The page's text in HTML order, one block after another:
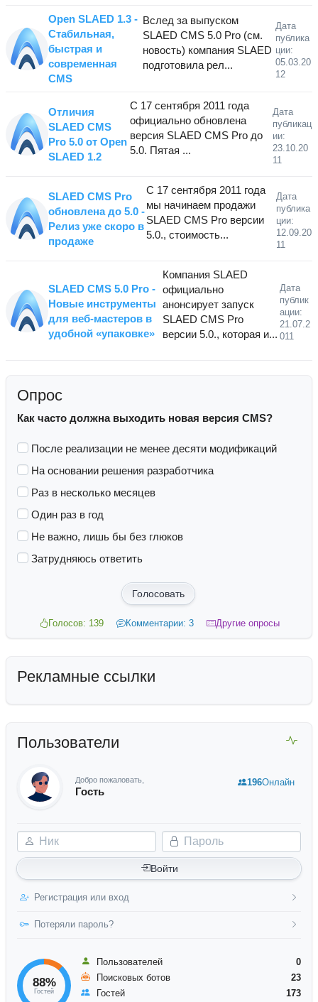
Open SLAED 1.3 -
Стабильная,
быстрая и
современная
CMS
Вслед за выпуском
SLAED CMS 5.0 Pro (см.
новость) компания SLAED
подготовила рел...
Дата
публика
ции:
05.03.20
12
Отличия
SLAED CMS
Pro 5.0 от Open
SLAED 1.2
С 17 сентября 2011 года
официально обновлена
версия SLAED CMS Pro до
5.0. Пятая ...
Дата
публикац
ии:
23.10.20
11
SLAED CMS Pro
обновлена до 5.0 -
Релиз уже скоро в
продаже
С 17 сентября 2011 года
мы начинаем продажи
SLAED CMS Pro версии
5.0., стоимость...
Дата
публика
ции:
12.09.20
11
SLAED CMS 5.0 Pro -
Новые инструменты
для веб-мастеров в
удобной «упаковке»
Компания SLAED
официально
анонсирует запуск
SLAED CMS Pro
версии 5.0., которая и...
Дата
публик
ации:
21.07.2
011
Опрос
Как часто должна выходить новая версия CMS?
После реализации не менее десяти модификаций
На основании решения разработчика
Раз в несколько месяцев
Один раз в год
Не важно, лишь бы без глюков
Затрудняюсь ответить
Голосовать
Голосов: 139 Комментарии: 3 Другие опросы
Рекламные ссылки
Пользователи
Добро пожаловать,
Гость
Ник Пароль
Войти
Регистрация или вход
Потеряли пароль?
196Онлайн
88%
Гостей
Пользователей
0
Поисковых ботов
23
Гостей
173